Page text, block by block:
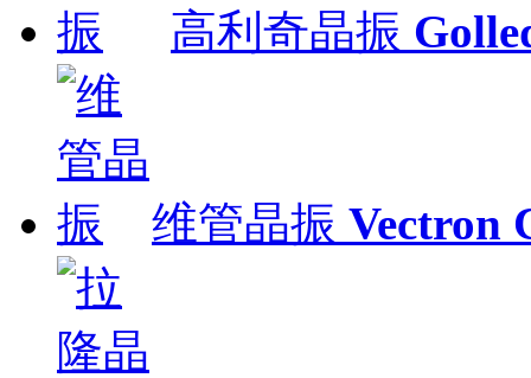
高利奇晶振
维管晶振 Vectron